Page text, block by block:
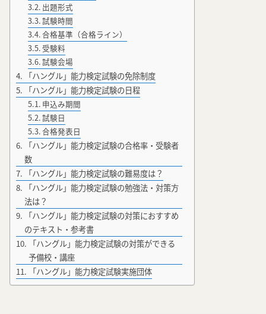
出題形式
試験時間
合格基準（合格ライン）
受験料
試験会場
「ハングル」能力検定試験の免除制度
「ハングル」能力検定試験の日程
申込み期間
試験日
合格発表日
「ハングル」能力検定試験の合格率・受験者
数
「ハングル」能力検定試験の難易度は？
「ハングル」能力検定試験の勉強法・対策方
法は？
「ハングル」能力検定試験の対策におすすめ
のテキスト・参考書
「ハングル」能力検定試験の対策ができる
予備校・講座
「ハングル」能力検定試験実施団体